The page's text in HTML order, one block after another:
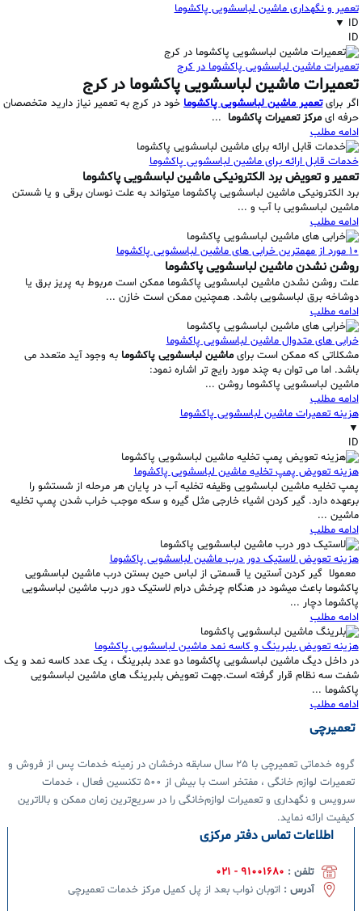
تعمیر و نگهداری ماشین لباسشویی پاکشوما
ID
▼
ID
تعمیرات ماشین لباسشویی پاکشوما در کرج
تعمیرات ماشین لباسشویی پاکشوما در کرج
اگر برایتعمیر ماشین لباسشویی پاکشوماخود در کرج به تعمیر نیاز دارید متخصصان
حرفه ایمرکز تعمیرات پاکشوما ...
ادامه مطلب
خدمات قابل ارائه برای ماشین لباسشویی پاکشوما
تعمیر و تعویض برد الکترونیکی ماشین لباسشویی پاکشوما
برد الکترونیکی ماشین لباسشویی پاکشوما میتواند به علت نوسان برقی و یا شستن
ماشین لباسشویی با آب و ...
ادامه مطلب
10 مورد از مهمترین خرابی های ماشین لباسشویی پاکشوما
روشن نشدن ماشین لباسشویی پاکشوما
علت روشن نشدن ماشین لباسشویی پاکشوما ممکن است مربوط به پریز برق یا
دوشاخه برق لباسشویی باشد. همچنین ممکن است خازن ...
ادامه مطلب
خرابی های متدوال ماشین لباسشویی پاکشوما
مشکلاتی که ممکن است برایماشین لباسشویی پاکشوما به وجود آید متعدد می
باشد. اما می توان به چند مورد رایج تر اشاره نمود:
ماشین لباسشویی پاکشوما روشن ...
ادامه مطلب
هزینه تعمیرات ماشین لباسشویی پاکشوما
▼
ID
هزینه تعویض پمپ تخلیه ماشین لباسشویی پاکشوما
پمپ تخلیه ماشین لباسشویی وظیفه تخلیه آب در پایان هر مرحله از شستشو را
برعهده دارد. گیر کردن اشیاء خارجی مثل گیره و سکه موجب خراب شدن پمپ تخلیه
ماشین ...
ادامه مطلب
هزینه تعویض لاستیک دور درب ماشین لباسشویی پاکشوما
معمولا گیر کردن آستین یا قسمتی از لباس حین بستن درب ماشین لباسشویی
پاکشوما باعث میشود در هنگام چرخش درام لاستیک دور درب ماشین لباسشویی
پاکشوما دچار ...
ادامه مطلب
هزینه تعویض بلبرینگ و کاسه نمد ماشین لباسشویی پاکشوما
در داخل دیگ ماشین لباسشویی پاکشوما دو عدد بلبرینگ ، یک عدد کاسه نمد و یک
شفت سه نظام قرار گرفته است.جهت تعویض بلبرینگ های ماشین لباسشویی
پاکشوما ...
ادامه مطلب
تعمیرچی
گروه خدماتی تعمیرچی با 25 سال سابقه درخشان در زمینه خدمات پس از فروش و
تعمیرات لوازم خانگی ، مفتخر است با بیش از 500 تکنسین فعال ، خدمات
سرویس و نگهداری و تعمیرات لوازم‌خانگی را در سریع‌ترین زمان ممکن و بالاترین
کیفیت ارائه نماید.
اطلاعات تماس دفتر مرکزی
تلفن : 91001680 - 021
آدرس : اتوبان نواب بعد از پل کمیل مرکز خدمات تعمیرچی